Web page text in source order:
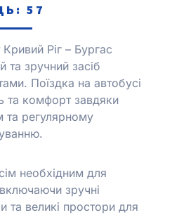
57
Ріг – Бургас
зручний засіб
Поїздка на автобусі
та комфорт завдяки
та регулярному
необхідним для
зручні
та великі простори для